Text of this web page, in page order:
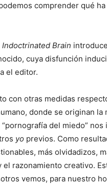
comprender qué
Indoctrinated Brain
cuya disfunción
el editor.
con otras medidas
donde se originan la
del miedo”
yo previos. Como
más olvidadizos,
razonamiento creativo.
vemos, para nuestro